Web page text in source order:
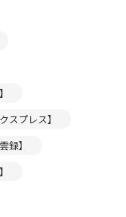
スプレス】
録】